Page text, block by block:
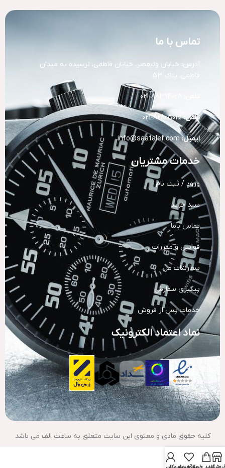
تماس با ما
رس: خیابان ولیعصر، خیابان فاطمی، نرسیده به میدان
فاطمی، پلاک 53
تلفن:82805015-021
ایمیل: info@saatalef.com
خدمات مشتریان
ورود / ثبت نام
سبد خرید
تماس باما
قوانین و مقررات
سفارشات من
پیگیری سفارش
خدمات پس از فروش
نماد اعتماد الکترونیک
کلیه حقوق مادی و معنوی این سایت متعلق به ساعت الف می باشد